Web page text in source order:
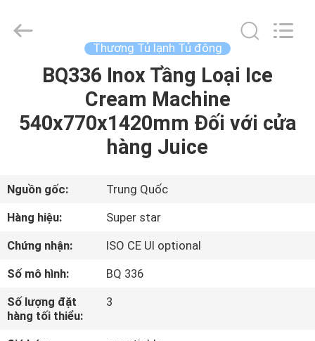
TRANG
PHẨM
VIDEO
VỀ
CHÚNG
TÔI
Guangzhou
IMO
Thương Tủ lạnh Tủ đông
BQ336 Inox Tầng Loại Ice
Cream Machine
540x770x1420mm Đối với cửa
hàng Juice
Nguồn gốc:
Trung Quốc
Hàng hiệu:
Super star
Chứng nhận:
ISO CE Ul optional
Số mô hình:
BQ 336
Số lượng đặt
hàng tối thiểu:
3